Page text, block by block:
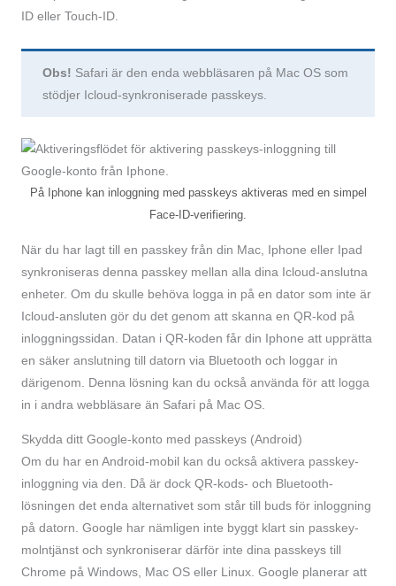
ID eller Touch-ID.
Obs! Safari är den enda webbläsaren på Mac OS som
stödjer Icloud-synkroniserade passkeys.
På Iphone kan inloggning med passkeys aktiveras med en simpel
Face-ID-verifiering.
När du har lagt till en passkey från din Mac, Iphone eller Ipad
synkroniseras denna passkey mellan alla dina Icloud-anslutna
enheter. Om du skulle behöva logga in på en dator som inte är
Icloud-ansluten gör du det genom att skanna en QR-kod på
inloggnings­sidan. Datan i QR-koden får din Iphone att upprätta
en säker anslutning till datorn via Bluetooth och loggar in
därigenom. Denna lösning kan du också använda för att logga
in i andra webbläsare än Safari på Mac OS.
Skydda ditt Google-konto med passkeys (Android)
Om du har en Android-mobil kan du också aktivera passkey-
inloggning via den. Då är dock QR-kods- och Bluetooth-
lösningen det enda alternativet som står till buds för inloggning
på datorn. Google har nämligen inte byggt klart sin passkey-
molntjänst och synkroniserar därför inte dina passkeys till
Chrome på Windows, Mac OS eller Linux. Google planerar att